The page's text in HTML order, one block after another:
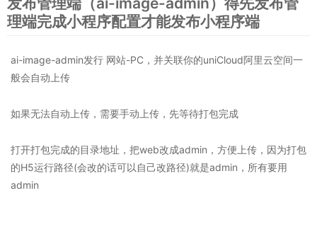
理端完成小程序配置才能发布小程序端
ai-image-admin发行 网站-PC，并关联你的uniCloud阿里云空间一
般会自动上传
如果无法自动上传，需要手动上传，先等待打包完成
打开打包完成的目录地址，把web改成admin，方便上传，因为打包
的H5运行路径(会改的话可以自己改路径)就是admin，所有要用
admin